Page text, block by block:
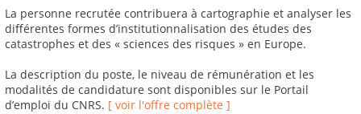
La personne recrutée contribuera à cartographie et analyser les
différentes formes d’institutionnalisation des études des
catastrophes et des « sciences des risques » en Europe.
La description du poste, le niveau de rémunération et les
modalités de candidature sont disponibles sur le Portail
d’emploi du CNRS. [ voir l'offre complète ]